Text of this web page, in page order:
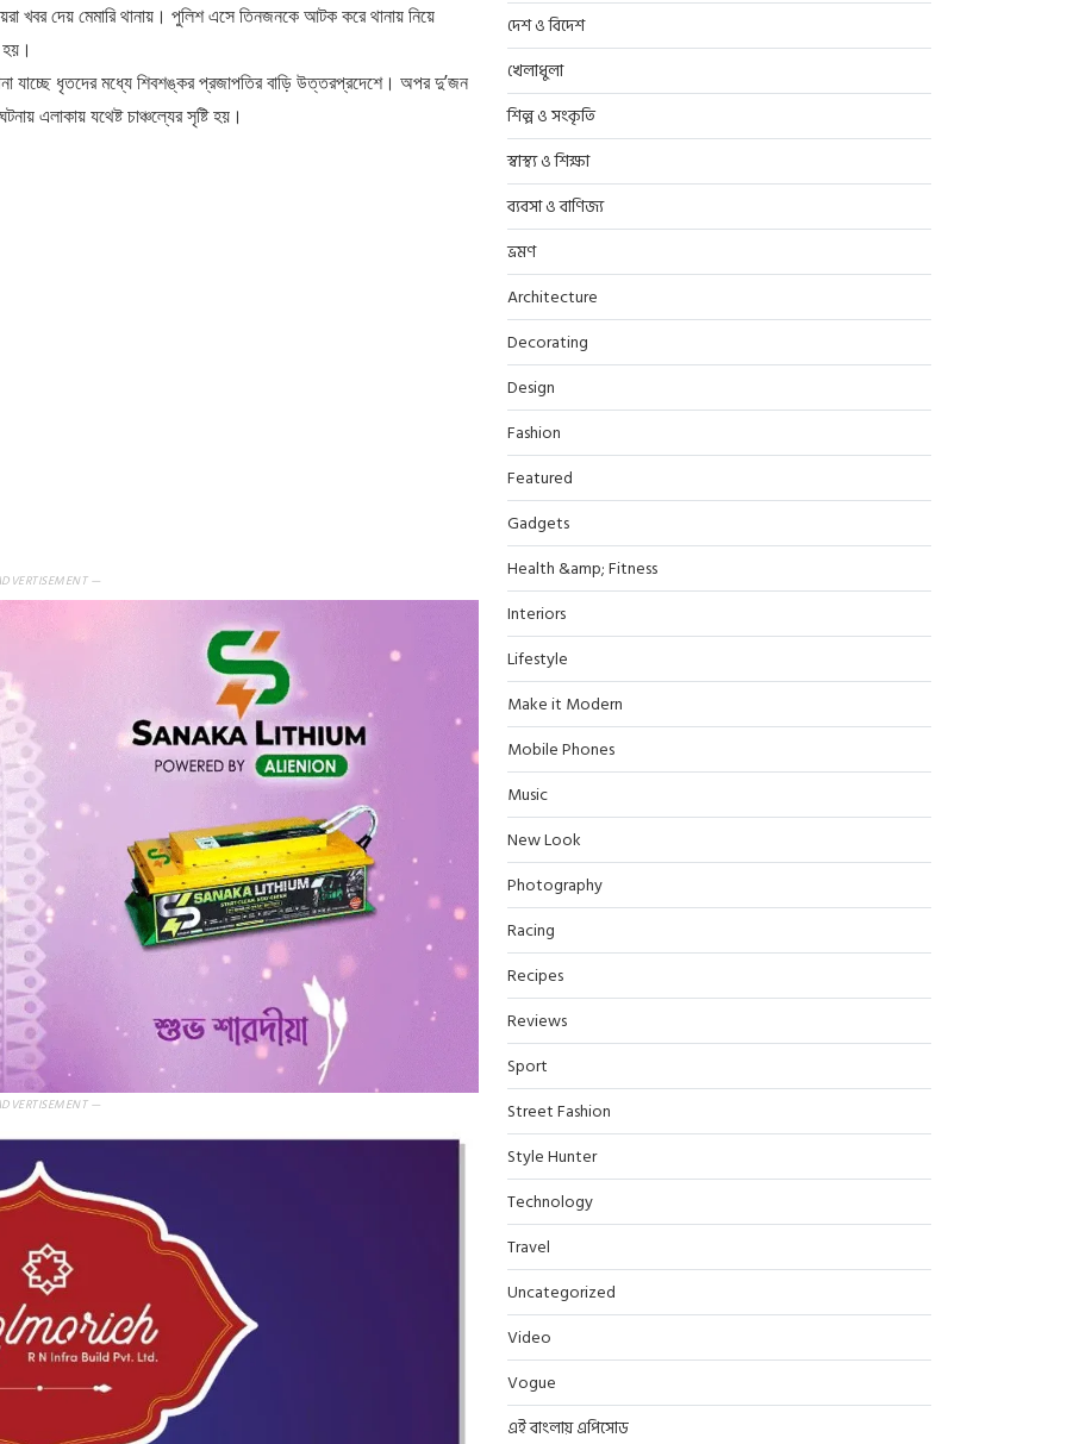
খবর দেয় মেমারি থানায়। পুলিশ এসে তিনজনকে আটক করে থানায় নিয়ে
যাচ্ছে ধৃতদের মধ্যে শিবশঙ্কর প্রজাপতির বাড়ি উত্তরপ্রদেশে। অপর দু’জন
এলাকায় যথেষ্ট চাঞ্চল্যের সৃষ্টি হয়।
—
—
দেশ ও বিদেশ
খেলাধুলা
শিল্প ও সংকৃতি
স্বাস্থ্য ও শিক্ষা
ব্যবসা ও বাণিজ্য
ভ্রমণ
Architecture
Decorating
Design
Fashion
Featured
Gadgets
Health &amp; Fitness
Interiors
Lifestyle
Make it Modern
Mobile Phones
Music
New Look
Photography
Racing
Recipes
Reviews
Sport
Street Fashion
Style Hunter
Technology
Travel
Uncategorized
Video
Vogue
এই বাংলায় এপিসোড